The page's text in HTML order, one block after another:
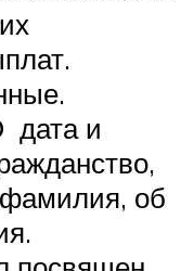
дата и
об